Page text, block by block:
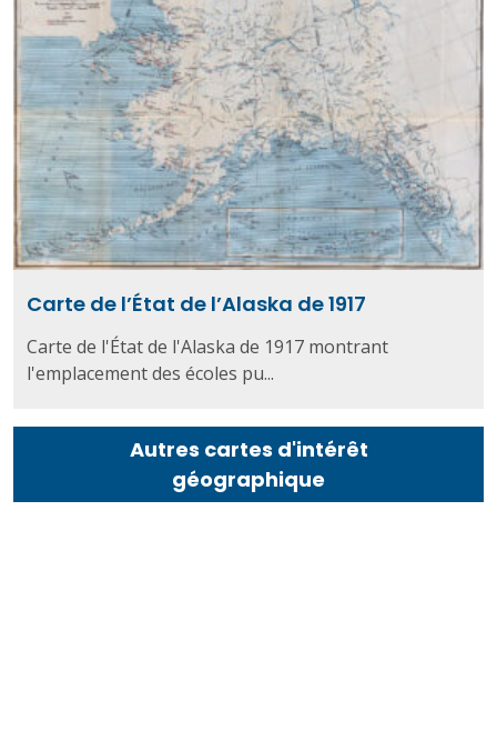
Carte de l’État de l’Alaska de 1917
Carte de l'État de l'Alaska de 1917 montrant
l'emplacement des écoles pu...
Autres cartes d'intérêt
géographique